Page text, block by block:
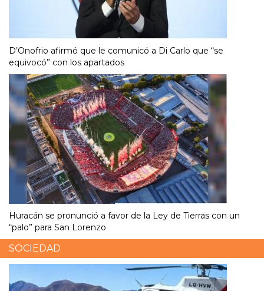
D’Onofrio afirmó que le comunicó a Di Carlo que “se
equivocó” con los apartados
Huracán se pronunció a favor de la Ley de Tierras con un
“palo” para San Lorenzo
SOCIEDAD